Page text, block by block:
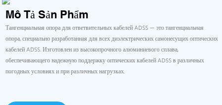
Mô Tả Sản Phẩm
Тангенциальная опора для ответвительных кабелей ADSS — это тангенциальная
опора, специально разработанная для всех диэлектрических самонесущих оптических
кабелей ADSS. Изготовлен из высокопрочного алюминиевого сплава,
обеспечивающего надежную поддержку оптических кабелей ADSS в различных
погодных условиях и при различных нагрузках.